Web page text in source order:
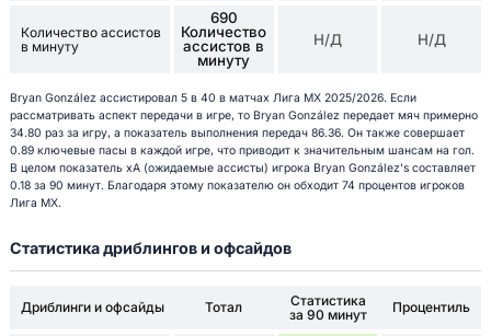
Количество ассистов
в минуту
690
Количество
ассистов в
минуту
Н/Д Н/Д
Bryan González ассистировал 5 в 40 в матчах Лига МХ 2025/2026. Если
рассматривать аспект передачи в игре, то Bryan González передает мяч примерно
34.80 раз за игру, а показатель выполнения передач 86.36. Он также совершает
0.89 ключевые пасы в каждой игре, что приводит к значительным шансам на гол.
В целом показатель xA (ожидаемые ассисты) игрока Bryan González's составляет
0.18 за 90 минут. Благодаря этому показателю он обходит 74 процентов игроков
Лига МХ.
Статистика дриблингов и офсайдов
Дриблинги и офсайды Тотал
Статистика
за 90 минут
Процентиль